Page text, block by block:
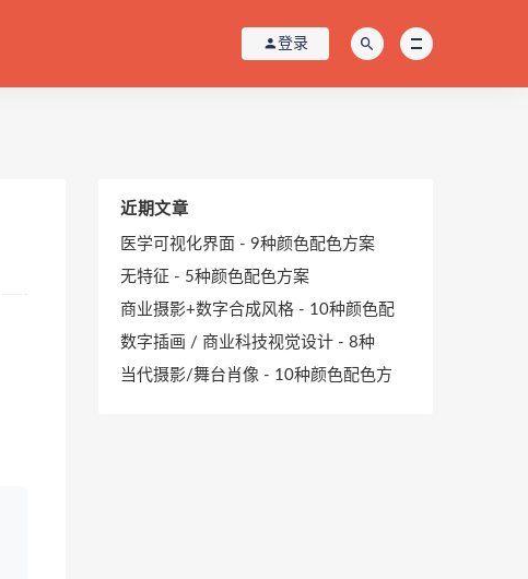
登录
近期文章
医学可视化界面 - 9种颜色配色方案
无特征 - 5种颜色配色方案
商业摄影+数字合成风格 - 10种颜色配
数字插画 / 商业科技视觉设计 - 8种
当代摄影/舞台肖像 - 10种颜色配色方